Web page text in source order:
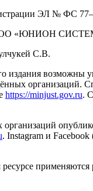
ЭЛ № ФС
«ЮНИОН
С.В.
издания возможны
организаций.
https://minjust.gov.ru.
. Instagram и
применяются